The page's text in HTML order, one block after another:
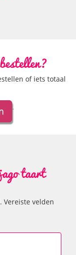
of iets totaal
.
taart
Vereiste velden